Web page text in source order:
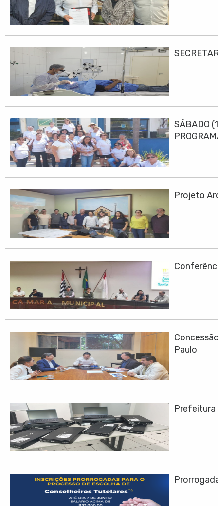
SÁBADO
Projeto
Paulo
Prefeitura